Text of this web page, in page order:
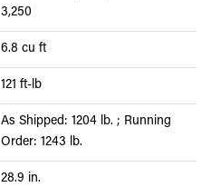
3,250
6.8 cu ft
121 ft-lb
As Shipped: 1204 lb. ; Running
Order: 1243 lb.
28.9 in.